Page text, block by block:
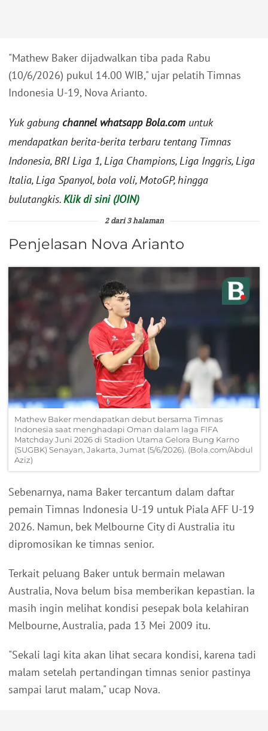
"Mathew Baker dijadwalkan tiba pada Rabu
(10/6/2026) pukul 14.00 WIB," ujar pelatih Timnas
Indonesia U-19, Nova Arianto.
Yuk gabung channel whatsapp Bola.com untuk
mendapatkan berita-berita terbaru tentang Timnas
Indonesia, BRI Liga 1, Liga Champions, Liga Inggris, Liga
Italia, Liga Spanyol, bola voli, MotoGP, hingga
bulutangkis.Klik di sini (JOIN)
2 dari 3 halaman
Penjelasan Nova Arianto
Mathew Baker mendapatkan debut bersama Timnas
Indonesia saat menghadapi Oman dalam laga FIFA
Matchday Juni 2026 di Stadion Utama Gelora Bung Karno
(SUGBK) Senayan, Jakarta, Jumat (5/6/2026). (Bola.com/Abdul
Aziz)
Sebenarnya, nama Baker tercantum dalam daftar
pemain Timnas Indonesia U-19 untuk Piala AFF U-19
2026. Namun, bek Melbourne City di Australia itu
dipromosikan ke timnas senior.
Terkait peluang Baker untuk bermain melawan
Australia, Nova belum bisa memberikan kepastian. Ia
masih ingin melihat kondisi pesepak bola kelahiran
Melbourne, Australia, pada 13 Mei 2009 itu.
"Sekali lagi kita akan lihat secara kondisi, karena tadi
malam setelah pertandingan timnas senior pastinya
sampai larut malam," ucap Nova.